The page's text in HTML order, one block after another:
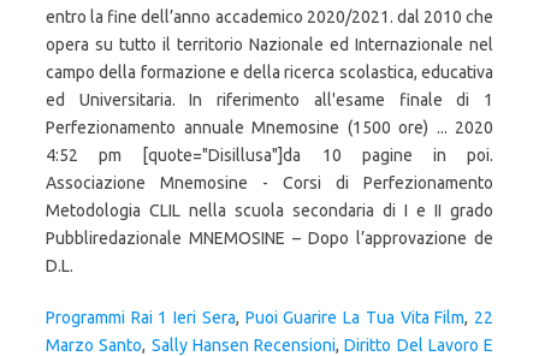
entro la fine dell’anno accademico 2020/2021. dal 2010 che
opera su tutto il territorio Nazionale ed Internazionale nel
campo della formazione e della ricerca scolastica, educativa
ed Universitaria. In riferimento all'esame finale di 1
Perfezionamento annuale Mnemosine (1500 ore) ... 2020
4:52 pm [quote="Disillusa"]da 10 pagine in poi.
Associazione Mnemosine - Corsi di Perfezionamento
Metodologia CLIL nella scuola secondaria di I e II grado
Pubbliredazionale MNEMOSINE – Dopo l’approvazione de
D.L.
Programmi Rai 1 Ieri Sera, Puoi Guarire La Tua Vita Film, 22
Marzo Santo, Sally Hansen Recensioni,Diritto Del Lavoro E